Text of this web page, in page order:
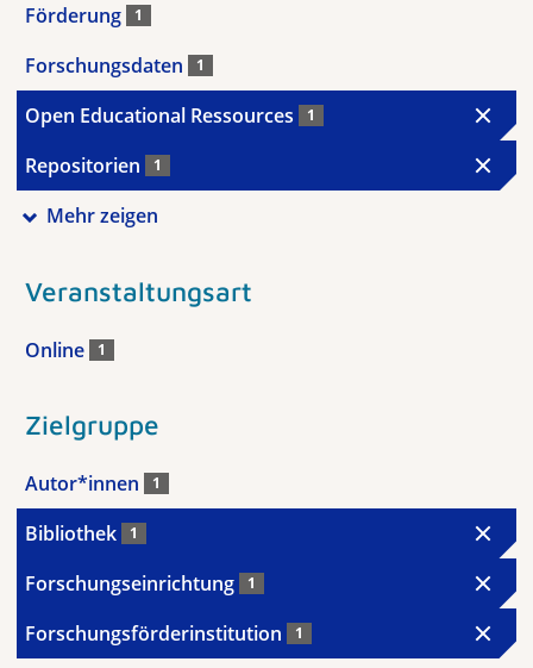
Förderung 1
Forschungsdaten 1
Open Educational Ressources 1
Repositorien 1
Mehr zeigen
Veranstaltungsart
Online 1
Zielgruppe
Autor*innen 1
Bibliothek 1
Forschungseinrichtung 1
Forschungsförderinstitution 1